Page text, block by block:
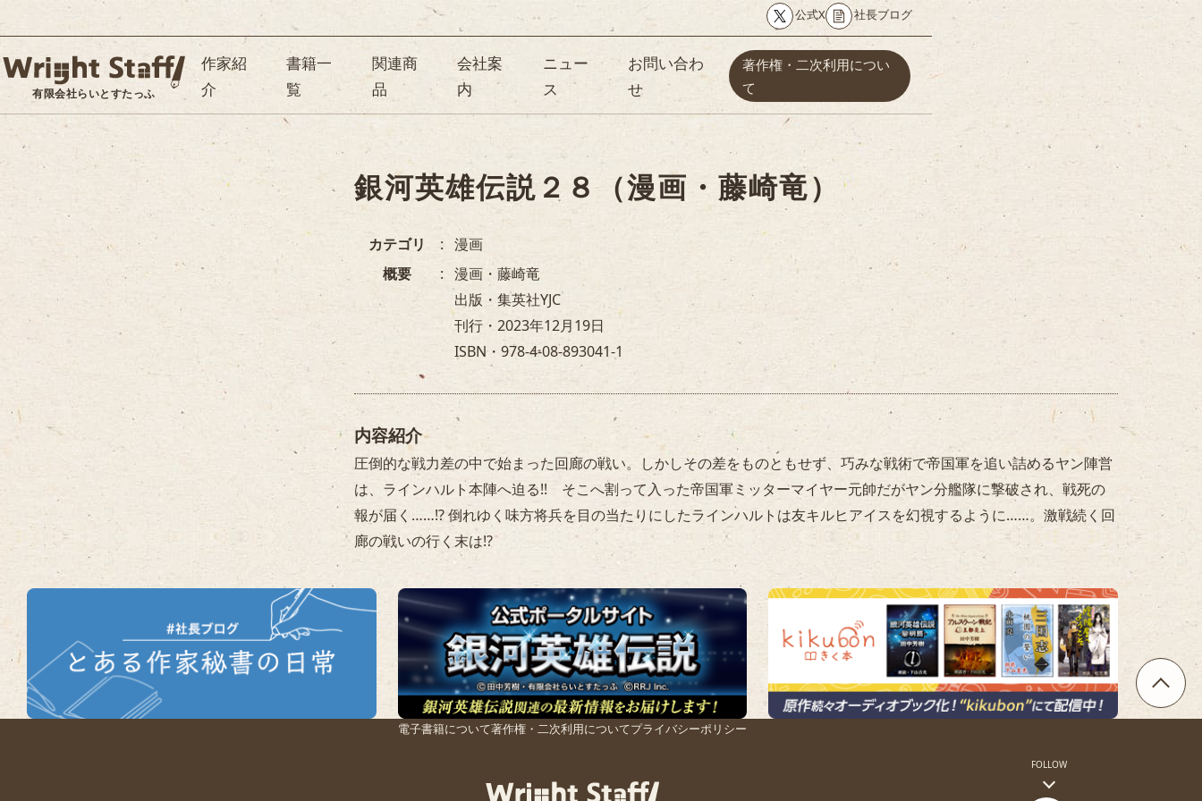
公式X 社長ブログ
有限会社らいとすたっふ
作家紹
介
書籍一
覧
関連商
品
会社案
内
ニュー
ス
お問い合わ
せ
著作権・二次利用につい
て
銀河英雄伝説２８（漫画・藤崎竜）
カテゴリ
漫画
概要
漫画・藤崎竜
出版・集英社YJC
刊行・2023年12月19日
ISBN・978-4-08-893041-1
内容紹介
圧倒的な戦力差の中で始まった回廊の戦い。しかしその差をものともせず、巧みな戦術で帝国軍を追い詰めるヤン陣営
は、ラインハルト本陣へ迫る!! そこへ割って入った帝国軍ミッターマイヤー元帥だがヤン分艦隊に撃破され、戦死の
報が届く……!? 倒れゆく味方将兵を目の当たりにしたラインハルトは友キルヒアイスを幻視するように……。激戦続く回
廊の戦いの行く末は!?
電子書籍について著作権・二次利用についてプライバシーポリシー
FOLLOW